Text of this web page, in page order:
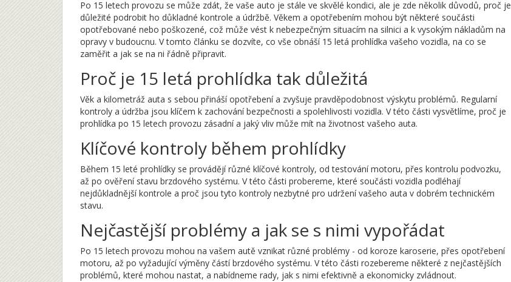
Po 15 letech provozu se může zdát, že vaše auto je stále ve skvělé kondici, ale je zde několik důvodů, proč je
důležité podrobit ho důkladné kontrole a údržbě. Věkem a opotřebením mohou být některé součásti
opotřebované nebo poškozené, což může vést k nebezpečným situacím na silnici a k vysokým nákladům na
opravy v budoucnu. V tomto článku se dozvíte, co vše obnáší 15 letá prohlídka vašeho vozidla, na co se
zaměřit a jak se na ni řádně připravit.
Proč je 15 letá prohlídka tak důležitá
Věk a kilometráž auta s sebou přináší opotřebení a zvyšuje pravděpodobnost výskytu problémů. Regularní
kontroly a údržba jsou klíčem k zachování bezpečnosti a spolehlivosti vozidla. V této části vysvětlíme, proč je
prohlídka po 15 letech provozu zásadní a jaký vliv může mít na životnost vašeho auta.
Klíčové kontroly během prohlídky
Během 15 leté prohlídky se provádějí různé klíčové kontroly, od testování motoru, přes kontrolu podvozku,
až po ověření stavu brzdového systému. V této části probereme, které součásti vozidla podléhají
nejdůkladnější kontrole a proč jsou tyto kontroly nezbytné pro udržení vašeho auta v dobrém technickém
stavu.
Nejčastější problémy a jak se s nimi vypořádat
Po 15 letech provozu mohou na vašem autě vznikat různé problémy - od koroze karoserie, přes opotřebení
motoru, až po vyžadující výměny částí brzdového systému. V této části rozebereme některé z nejčastějších
problémů, které mohou nastat, a nabídneme rady, jak s nimi efektivně a ekonomicky zvládnout.